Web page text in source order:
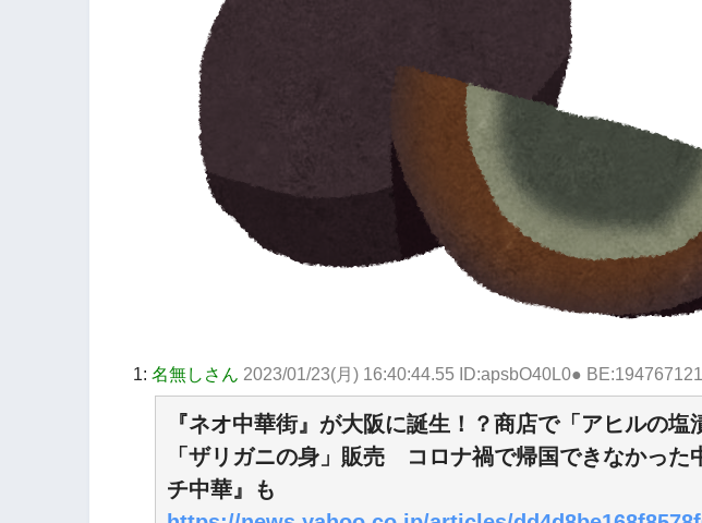
1: 名無しさん 2023/01/23(月) 16:40:44.55 ID:apsbO40L0●
『ネオ中華街』が大阪に誕生！？商店で「アヒルの塩
「ザリガニの身」販売 コロナ禍で帰国できなかった
チ中華』も